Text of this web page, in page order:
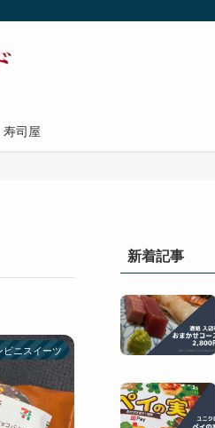
寿司屋
ビニスイーツ
新着記事